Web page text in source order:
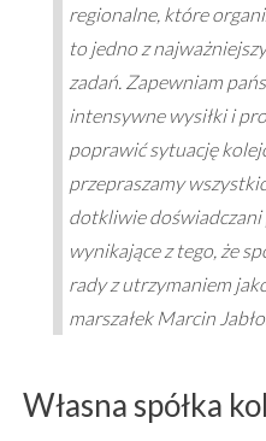
regionalne, które
to jedno z
zadań. Zapewniam
intensywne wysiłki i
poprawić sytuację
przepraszamy
dotkliwie doświadczani
wynikające z tego, że
rady z utrzymaniem
marszałek Marcin
Własna spółka